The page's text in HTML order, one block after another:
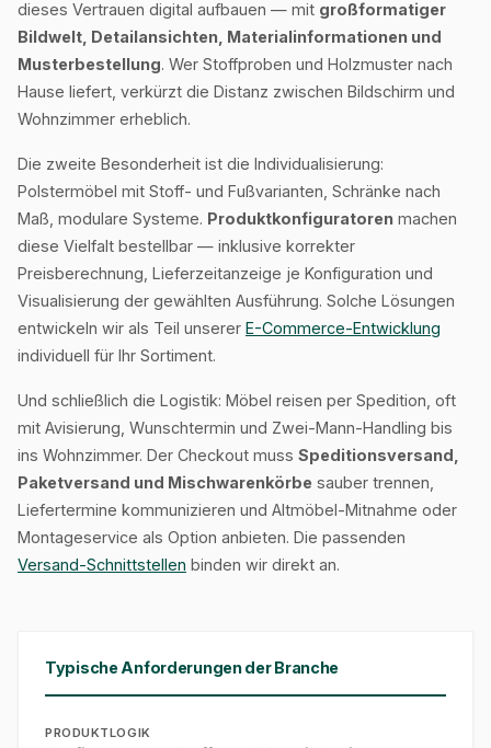
dieses Vertrauen digital aufbauen — mit großformatiger
Bildwelt, Detailansichten, Materialinformationen und
Musterbestellung. Wer Stoffproben und Holzmuster nach
Hause liefert, verkürzt die Distanz zwischen Bildschirm und
Wohnzimmer erheblich.
Die zweite Besonderheit ist die Individualisierung:
Polstermöbel mit Stoff- und Fußvarianten, Schränke nach
Maß, modulare Systeme. Produktkonfiguratoren machen
diese Vielfalt bestellbar — inklusive korrekter
Preisberechnung, Lieferzeitanzeige je Konfiguration und
Visualisierung der gewählten Ausführung. Solche Lösungen
entwickeln wir als Teil unserer E-Commerce-Entwicklung
individuell für Ihr Sortiment.
Und schließlich die Logistik: Möbel reisen per Spedition, oft
mit Avisierung, Wunschtermin und Zwei-Mann-Handling bis
ins Wohnzimmer. Der Checkout muss Speditionsversand,
Paketversand und Mischwarenkörbe sauber trennen,
Liefertermine kommunizieren und Altmöbel-Mitnahme oder
Montageservice als Option anbieten. Die passenden
Versand-Schnittstellen binden wir direkt an.
Typische Anforderungen der Branche
PRODUKTLOGIK